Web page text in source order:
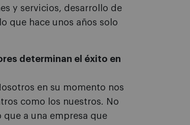
y servicios, desarrollo de
que hace unos años solo
determinan el éxito en
en su momento nos
como los nuestros. No
a una empresa que